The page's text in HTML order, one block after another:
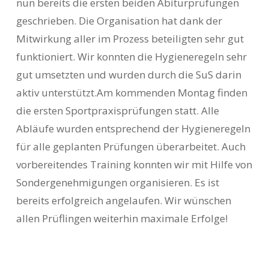
geschrieben. Die Organisation hat dank der
Mitwirkung aller im Prozess beteiligten sehr gut
funktioniert. Wir konnten die Hygieneregeln sehr
gut umsetzten und wurden durch die SuS darin
aktiv unterstützt.Am kommenden Montag finden
die ersten Sportpraxisprüfungen statt. Alle
Abläufe wurden entsprechend der Hygieneregeln
für alle geplanten Prüfungen überarbeitet. Auch
vorbereitendes Training konnten wir mit Hilfe von
Sondergenehmigungen organisieren. Es ist
bereits erfolgreich angelaufen. Wir wünschen
allen Prüflingen weiterhin maximale Erfolge!